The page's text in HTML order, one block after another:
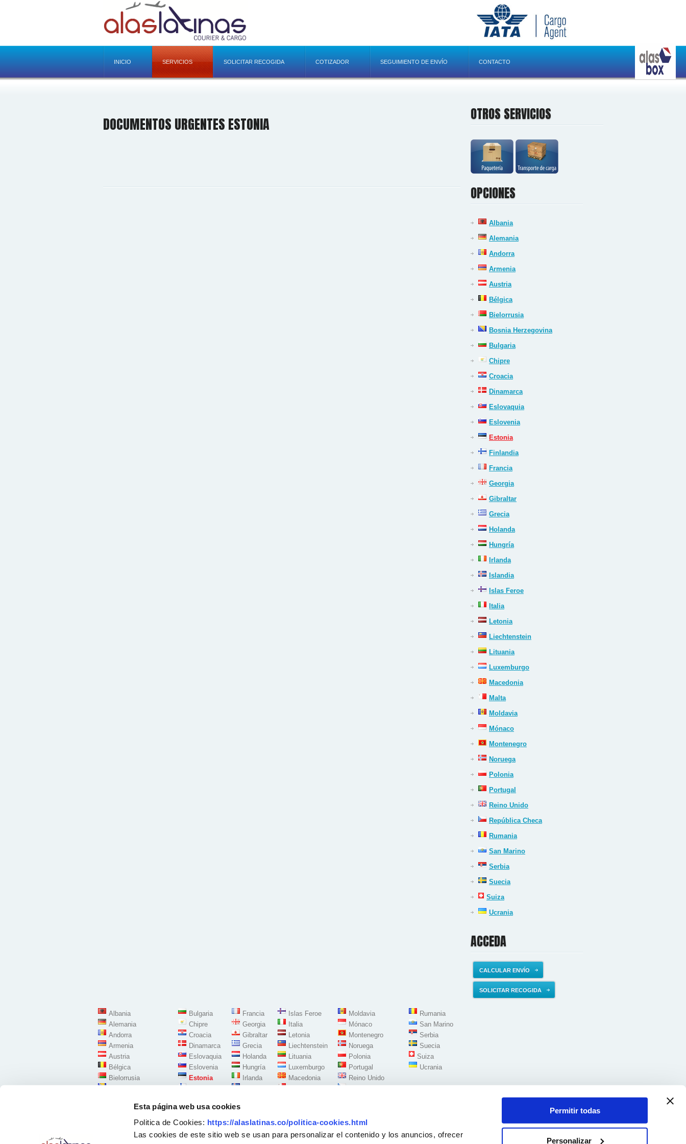
Esta página web usa cookies
Politica de Cookies: https://alaslatinas.co/politica-cookies.html
Las cookies de este sitio web se usan para personalizar el contenido y los anuncios, ofrecer
Permitir todas
Personalizar
INICIO SERVICIOS SOLICITAR RECOGIDA COTIZADOR SEGUIMIENTO DE ENVÍO CONTACTO
DOCUMENTOS URGENTES ESTONIA
OTROS SERVICIOS
OPCIONES
Albania
Alemania
Andorra
Armenia
Austria
Bélgica
Bielorrusia
Bosnia Herzegovina
Bulgaria
Chipre
Croacia
Dinamarca
Eslovaquia
Eslovenia
Estonia
Finlandia
Francia
Georgia
Gibraltar
Grecia
Holanda
Hungría
Irlanda
Islandia
Islas Feroe
Italia
Letonia
Liechtenstein
Lituania
Luxemburgo
Macedonia
Malta
Moldavia
Mónaco
Montenegro
Noruega
Polonia
Portugal
Reino Unido
República Checa
Rumania
San Marino
Serbia
Suecia
Suiza
Ucrania
ACCEDA
CALCULAR ENVÍO
SOLICITAR RECOGIDA
Albania
Alemania
Andorra
Armenia
Austria
Bélgica
Bielorrusia
Bulgaria
Chipre
Croacia
Dinamarca
Eslovaquia
Eslovenia
Estonia
Francia
Georgia
Gibraltar
Grecia
Holanda
Hungría
Irlanda
Islas Feroe
Italia
Letonia
Liechtenstein
Lituania
Luxemburgo
Macedonia
Moldavia
Mónaco
Montenegro
Noruega
Polonia
Portugal
Reino Unido
Rumania
San Marino
Serbia
Suecia
Suiza
Ucrania
Síguenos en: